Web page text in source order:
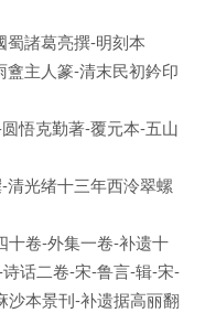
蜀諸葛亮撰-明刻本
主人篆-清末民初鈐印
悟克勤著-覆元本-五山
光绪十三年西泠翠螺
十卷-外集一卷-补遗十
话二卷-宋-鲁言-辑-宋-
沙本景刊-补遗据高丽翻